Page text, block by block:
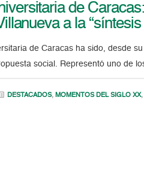
de
a la
de Caracas ha sido, desde
social. Representó uno de
DESTACADOS, MOMENTOS DEL SIGLO XX,